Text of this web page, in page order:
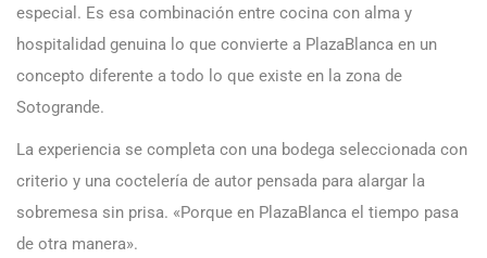
especial. Es esa combinación entre cocina con alma y
hospitalidad genuina lo que convierte a PlazaBlanca en un
concepto diferente a todo lo que existe en la zona de
Sotogrande.
La experiencia se completa con una bodega seleccionada con
criterio y una coctelería de autor pensada para alargar la
sobremesa sin prisa. «Porque en PlazaBlanca el tiempo pasa
de otra manera».